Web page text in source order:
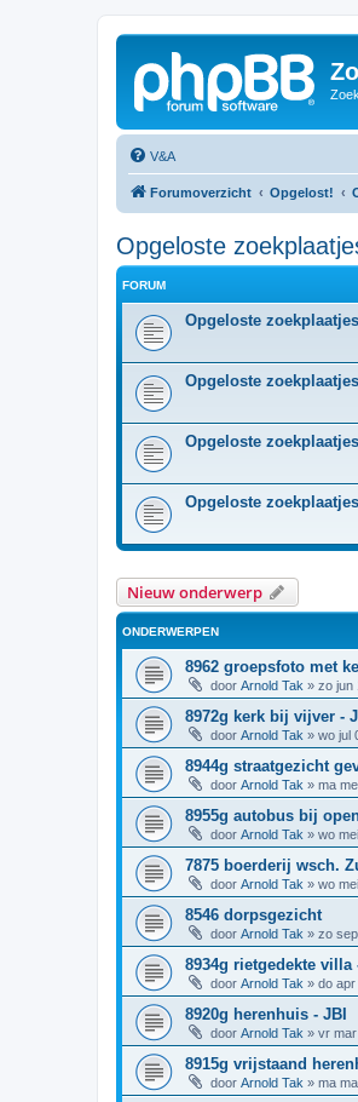
V&A
Forumoverzicht Opgelost!
Opgeloste
FORUM
Opgeloste
Opgeloste
Opgeloste
Opgeloste
Nieuw onderwerp
ONDERWERPEN
8962 groepsfoto met
door Arnold Tak » zo jun
8972g kerk bij vijver -
door Arnold Tak » wo jul
8944g straatgezicht
door Arnold Tak » ma
8955g autobus bij
door Arnold Tak » wo
7875 boerderij wsch.
door Arnold Tak » wo
8546 dorpsgezicht
door Arnold Tak » zo
8934g rietgedekte villa
door Arnold Tak » do apr
8920g herenhuis - JBI
door Arnold Tak » vr
8915g vrijstaand
door Arnold Tak » ma